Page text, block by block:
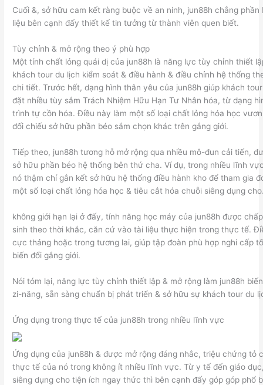
Cuối &, sở hữu cam kết ràng buộc về an ninh, jun88h chẳng
liệu bên cạnh đấy thiết kế tin tưởng từ thành viên quen biết.
Tùy chỉnh & mở rộng theo ý phù hợp
Một tính chất lỏng quái dị của jun88h là năng lực tùy chỉnh thiết
khách tour du lịch kiểm soát & điều hành & điều chỉnh hệ thống
chi tiết. Trước hết, dạng hình thân yêu của jun88h giúp khách
đặt nhiều tùy sắm Trách Nhiệm Hữu Hạn Tư Nhân hóa, từ dạng
trình tự cồn hóa. Điều này làm một số loại chất lỏng hóa học
đối chiếu sở hữu phần béo sắm chọn khác trên gắng giới.
Tiếp theo, jun88h tương hỗ mở rộng qua nhiều mô-đun cải tiến,
sở hữu phần béo hệ thống bên thứ cha. Ví dụ, trong nhiều lĩnh
nó thậm chí gắn kết sở hữu hệ thống điều hành kho để tham gia
một số loại chất lỏng hóa học & tiêu cắt hóa chuỗi siêng dụng
không giới hạn lại ở đấy, tính năng học máy của jun88h được
sinh theo thời khắc, căn cứ vào tài liệu thực hiện trong thực tế.
cực thảng hoặc trong tương lai, giúp tập đoàn phù hợp nghi cấp
biến đổi gắng giới.
Nói tóm lại, năng lực tùy chỉnh thiết lập & mở rộng làm jun88h
zi-năng, sẵn sàng chuẩn bị phát triển & sở hữu sự khách tour du
Ứng dụng trong thực tế của jun88h trong nhiều lĩnh vực
Ứng dụng của jun88h & được mở rộng đáng nhắc, triệu chứng tỏ
thực tế của nó trong không ít nhiều lĩnh vực. Từ y tế đến giáo
siêng dụng cho tiện ích ngay thức thì bên cạnh đấy góp góp phổ